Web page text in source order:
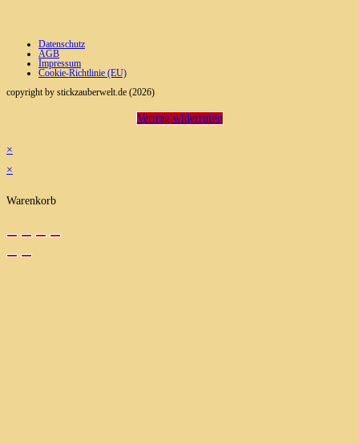
Datenschutz
AGB
Impressum
Cookie-Richtlinie (EU)
copyright by stickzauberwelt.de (2026)
Vertrag widerrufen
×
×
Warenkorb